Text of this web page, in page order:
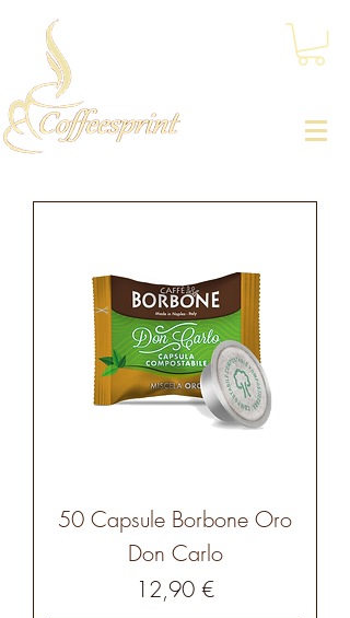
50 Capsule Borbone Oro
Don Carlo
Prezzo
12,90 €